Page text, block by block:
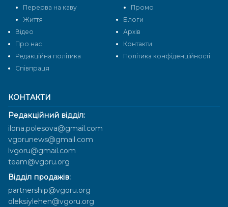
КОНТАКТИ
Редакційний відділ:
ilona.polesova@gmail.com
vgorunews@gmail.com
lvgoru@gmail.com
team@vgoru.org
Відділ продажів:
partnership@vgoru.org
oleksiylehen@vgoru.org
Перерва на каву
Промо
Життя
Блоги
Відео
Архів
Про нас
Контакти
Редакційна політика
Політика конфіденційності
Cпівпраця